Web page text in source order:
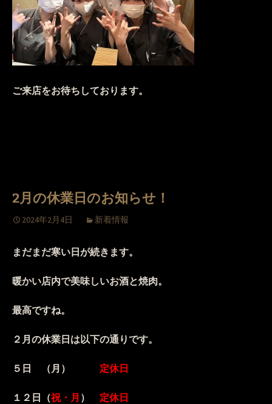
ご来店をお待ちしております。
2月の休業日のお知らせ！
2024年2月4日 新着情報
まだまだ寒い日が続きます。
暖かい店内で美味しいお酒と焼肉。
最高ですね。
２月の休業日は以下の通りです。
５日 （月） 定休日
１２日（祝・月 ） 定休日